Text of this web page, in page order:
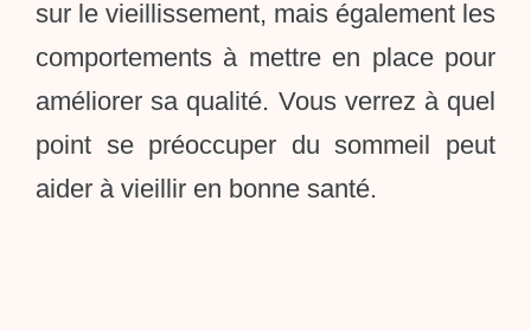
sur le vieillissement, mais également les
comportements à mettre en place pour
améliorer sa qualité. Vous verrez à quel
point se préoccuper du sommeil peut
aider à vieillir en bonne santé.